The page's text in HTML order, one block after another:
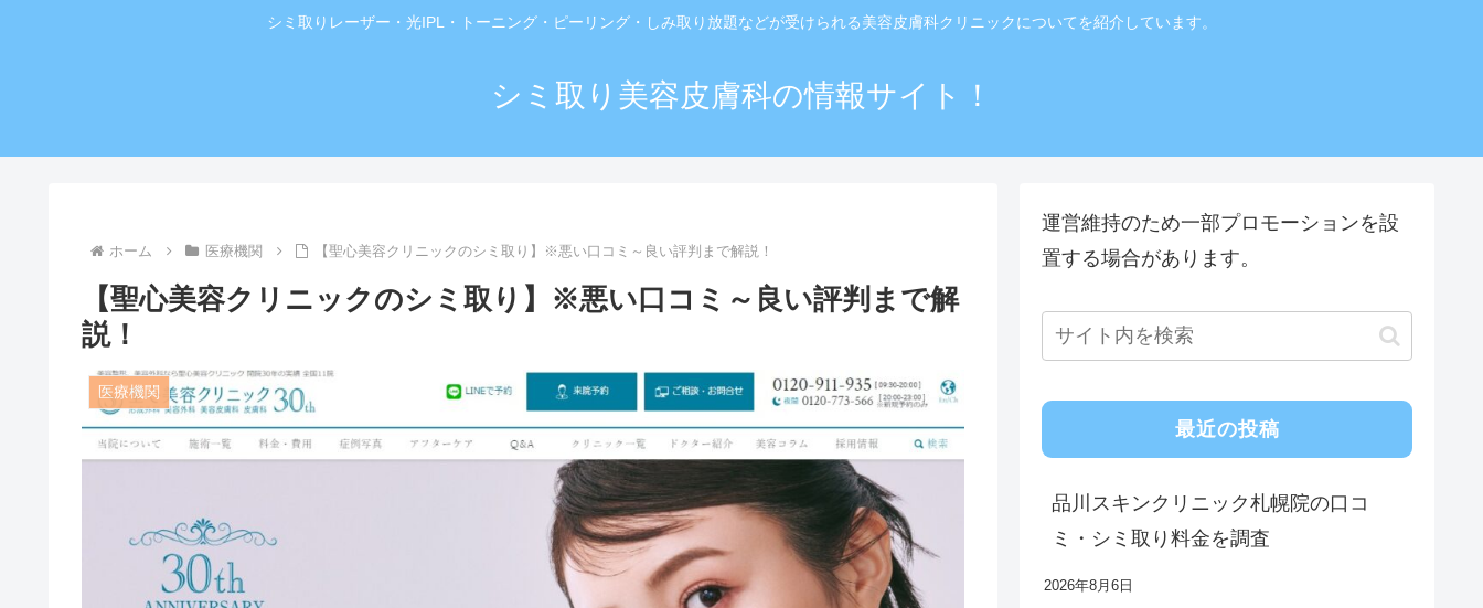
シミ取りレーザー・光IPL・トーニング・ピーリング・しみ取り放題などが受けられる美容皮膚科クリニックについてを紹介しています。
シミ取り美容皮膚科の情報サイト！
ホーム 医療機関 【聖心美容クリニックのシミ取り】※悪い口コミ～良い評判まで解説！
【聖心美容クリニックのシミ取り】※悪い口コミ～良い評判まで解
説！
医療機関
運営維持のため一部プロモーションを設
置する場合があります。
最近の投稿
品川スキンクリニック札幌院の口コ
ミ・シミ取り料金を調査
2026年8月6日